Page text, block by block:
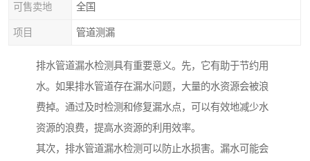
可售卖地 全国
项目 管道测漏
排水管道漏水检测具有重要意义。先，它有助于节约用
水。如果排水管道存在漏水问题，大量的水资源会被浪
费掉。通过及时检测和修复漏水点，可以有效地减少水
资源的浪费，提高水资源的利用效率。
其次，排水管道漏水检测可以防止水损害。漏水可能会